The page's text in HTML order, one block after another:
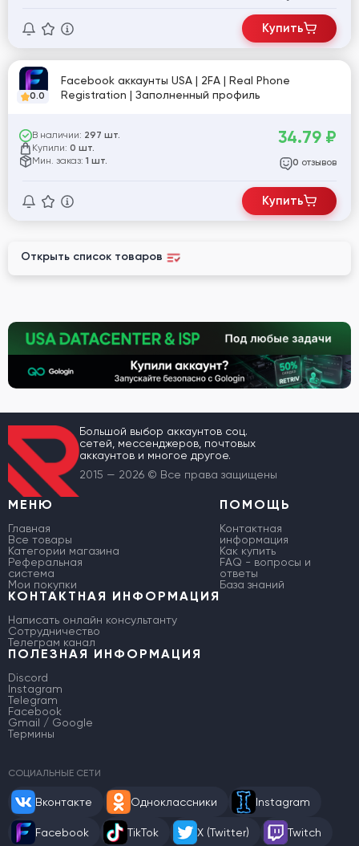
Купить
0.0
Facebook аккаунты USA | 2FA | Real Phone
Registration | Заполненный профиль
В наличии: 297 шт.
Купили: 0 шт.
Мин. заказ: 1 шт.
34.79 ₽
0 отзывов
Купить
Открыть список товаров
Большой выбор аккаунтов соц.
сетей, мессенджеров, почтовых
аккаунтов и многое другое.
2015 — 2026 © Все права защищены
МЕНЮ
Главная
Все товары
Категории магазина
Реферальная
система
Мои покупки
ПОМОЩЬ
Контактная
информация
Как купить
FAQ - вопросы и
ответы
База знаний
КОНТАКТНАЯ ИНФОРМАЦИЯ
Написать онлайн консультанту
Сотрудничество
Телеграм канал
ПОЛЕЗНАЯ ИНФОРМАЦИЯ
Discord
Instagram
Telegram
Facebook
Gmail / Google
Термины
СОЦИАЛЬНЫЕ СЕТИ
Вконтакте Одноклассники Instagram
Facebook TikTok X (Twitter) Twitch